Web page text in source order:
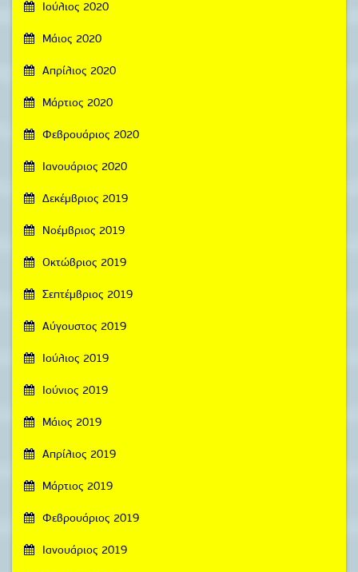
Ιούλιος 2020
Μάιος 2020
Απρίλιος 2020
Μάρτιος 2020
Φεβρουάριος 2020
Ιανουάριος 2020
Δεκέμβριος 2019
Νοέμβριος 2019
Οκτώβριος 2019
Σεπτέμβριος 2019
Αύγουστος 2019
Ιούλιος 2019
Ιούνιος 2019
Μάιος 2019
Απρίλιος 2019
Μάρτιος 2019
Φεβρουάριος 2019
Ιανουάριος 2019